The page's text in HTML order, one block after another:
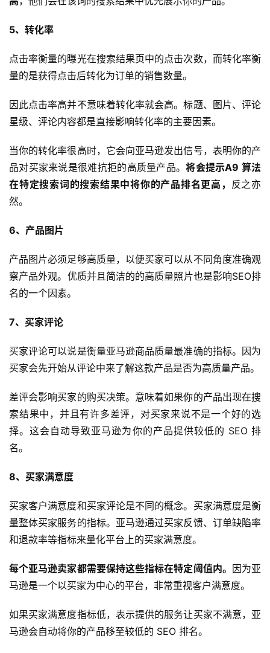
全
开
店
跨
境
科
社
媒
营
跨
境
导
航
5、转化率
点击率衡量的曝光在搜索结果页中的点击次数，而转化率衡
量的是获得点击后转化为订单的销售数量。
因此点击率高并不意味着转化率就会高。标题、图片、评论
星级、评论内容都是直接影响转化率的主要因素。
当你的转化率很高时，它会向亚马逊发出信号，表明你的产
品对买家来说是很难抗拒的高质量产品。将会提示A9 算法
在特定搜索词的搜索结果中将你的产品排名更高， 反之亦
然。
6、产品图片
产品图片必须足够高质量，以便买家可以从不同角度准确观
察产品外观。优质并且简洁的的高质量照片也是影响SEO排
名的一个因素。
7、买家评论
买家评论可以说是衡量亚马逊商品质量最准确的指标。因为
买家会先开始从评论中来了解这款产品是否为高质量产品。
差评会影响买家的购买决策。意味着如果你的产品出现在搜
索结果中，并且有许多差评，对买家来说不是一个好的选
择。这会自动导致亚马逊为你的产品提供较低的 SEO 排
名。
8、买家满意度
买家客户满意度和买家评论是不同的概念。买家满意度是衡
量整体买家服务的指标。亚马逊通过买家反馈、订单缺陷率
和退款率等指标来量化平台上的买家满意度。
每个亚马逊卖家都需要保持这些指标在特定阈值内。 因为亚
马逊是一个以买家为中心的平台，非常重视客户满意度。
如果买家满意度指标低，表示提供的服务让买家不满意，亚
马逊会自动将你的产品移至较低的 SEO 排名。